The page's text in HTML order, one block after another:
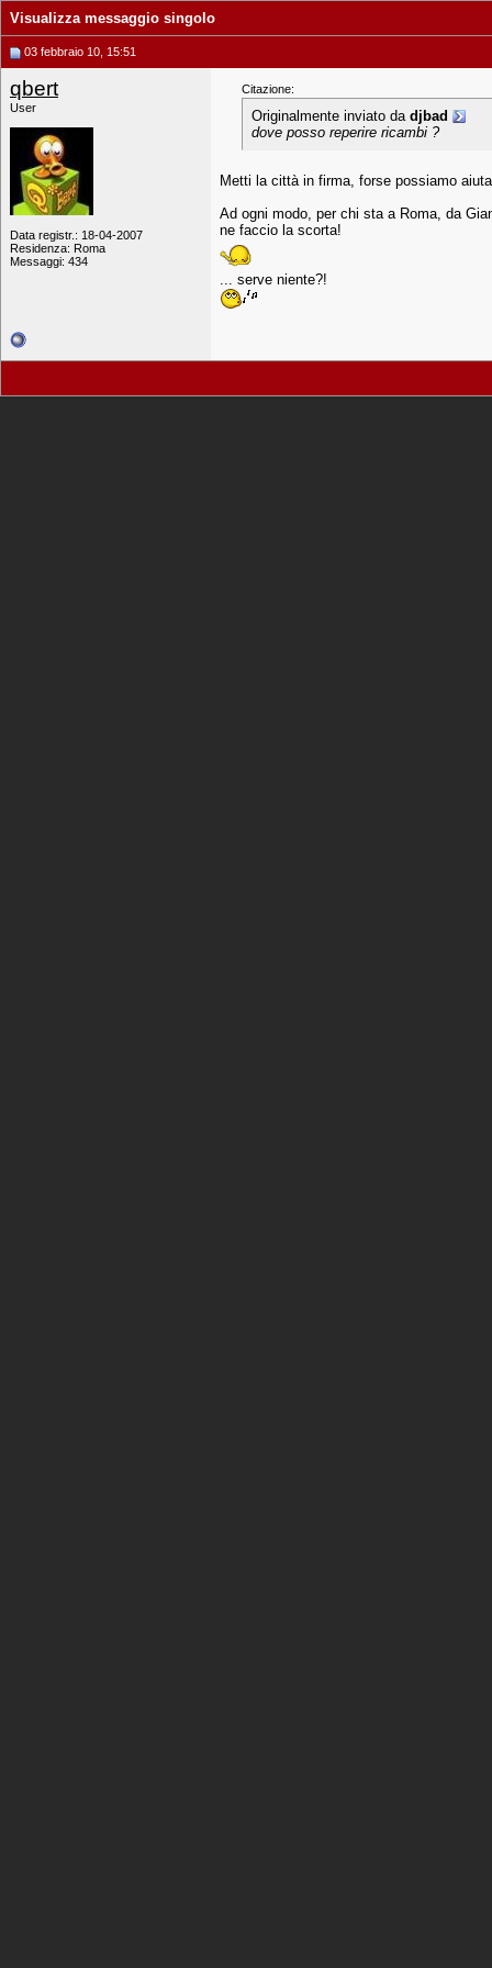
Visualizza messaggio singolo
03 febbraio 10, 15:51
qbert
User
Data registr.: 18-04-2007
Residenza: Roma
Messaggi: 434
Citazione:
Originalmente inviato da djbad
dove posso reperire ricambi ?
Metti la città in firma, forse possiamo
Ad ogni modo, per chi sta a Roma, da
ne faccio la scorta!
... serve niente?!